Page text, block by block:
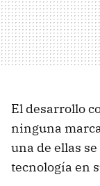
El desarrollo
ninguna
una de ellas
tecnología en